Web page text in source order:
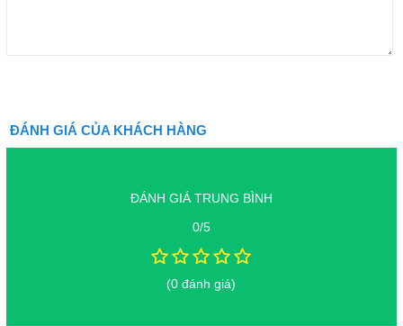
ĐÁNH GIÁ CỦA KHÁCH HÀNG
ĐÁNH GIÁ TRUNG BÌNH
0/5
(0 đánh giá)